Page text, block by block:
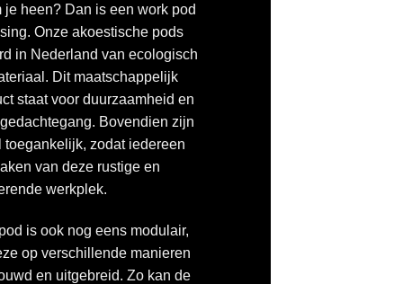
heen? Dan is een work pod
Onze akoestische pods
in Nederland van ecologisch
Dit maatschappelijk
staat voor duurzaamheid en
Bovendien zijn
toegankelijk, zodat iedereen
van deze rustige en
werkplek.
is ook nog eens modulair,
op verschillende manieren
en uitgebreid. Zo kan de